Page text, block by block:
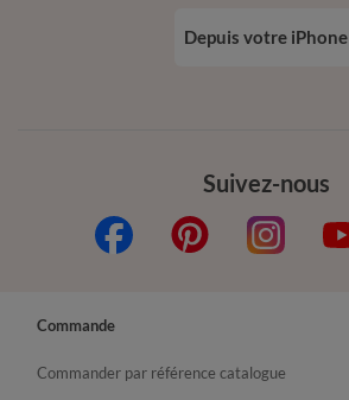
Suivez-nous
Depuis votre iPhone
Commande
Commander par référence catalogue